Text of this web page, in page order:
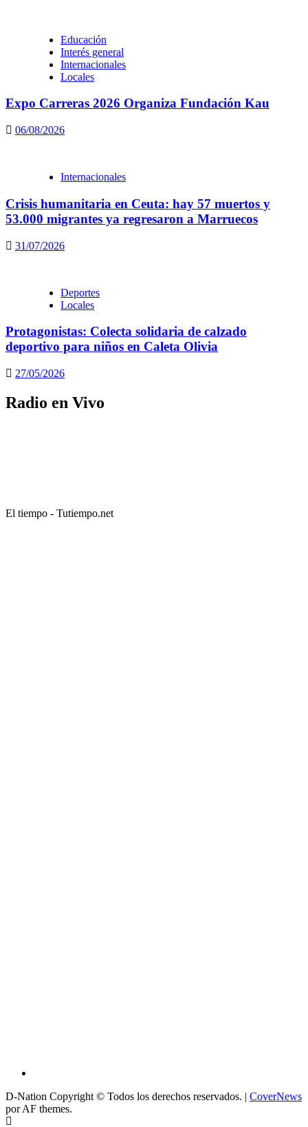
Educación
Interés general
Internacionales
Locales
Expo Carreras 2026 Organiza Fundación Kau
06/08/2026
Internacionales
Crisis humanitaria en Ceuta: hay 57 muertos y
53.000 migrantes ya regresaron a Marruecos
31/07/2026
Deportes
Locales
Protagonistas: Colecta solidaria de calzado
deportivo para niños en Caleta Olivia
27/05/2026
Radio en Vivo
El tiempo - Tutiempo.net
D-Nation Copyright © Todos los derechos reservados. | CoverNews
por AF themes.